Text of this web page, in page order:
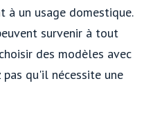
à un usage domestique.
survenir à tout
des modèles avec
qu'il nécessite une